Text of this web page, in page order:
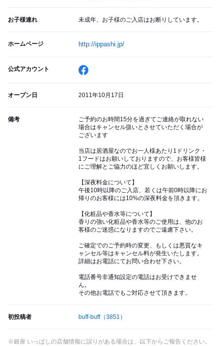
お子様連れ 未成年、お子様のご入店はお断りしています。
ホームページ http://ippashi.jp/
公式アカウント
オープン日 2011年10月17日
備考
ご予約のお時間15分を過ぎてご連絡が取れない
場合はキャンセル扱いとさせていただく場合が
ございます
当店は居酒屋なのでお一人様あたり1ドリンク・
1フードはお願いしておりますので、お客様皆様
にご理解とご協力のほど宜しくお願いします。
【深夜料金について】
午後10時以降のご入店、若くは午前0時以降にお
帰りのお客様には10%の深夜料金を頂きます。
【化粧品や香水等について】
香りの強い化粧品や香水等のご使用は、他のお
客様のご迷惑になりますのでご遠慮下さい。
ご確定でのご予約時の変更、もしくは悪質なキ
ャンセル等はキャンセル料が発生いたします。
詳細はお電話にてお問い合わせ下さい。
電話番号非通知設定の電話はお受けできませ
ん。
その他お電話でもご対応させて頂きます。
初投稿者 buff-buff（3851）
※銀座 いっぱしの店舗情報に誤りがある場合は、以下からご報告ください。